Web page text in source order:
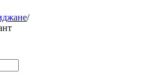
/